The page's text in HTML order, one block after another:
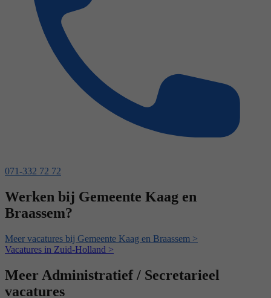
071-332 72 72
Werken bij Gemeente Kaag en
Braassem?
Meer vacatures bij Gemeente Kaag en Braassem >
Vacatures in Zuid-Holland >
Meer Administratief / Secretarieel
vacatures